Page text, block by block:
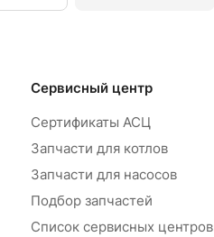
Сервисный центр
Сертификаты АСЦ
Запчасти для котлов
Запчасти для насосов
Подбор запчастей
Список сервисных центров